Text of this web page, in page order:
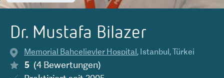
Dr. Mustafa Bilazer
Memorial Bahcelievler Hospital, Istanbul,Türkei
5 (4 Bewertungen)